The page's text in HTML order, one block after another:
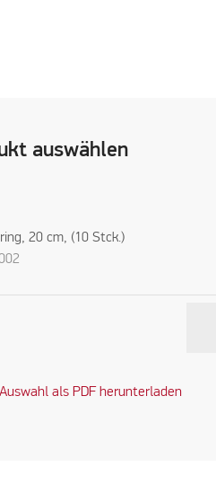
auswählen
20 cm, (10 Stck.)
Auswahl als PDF herunterladen